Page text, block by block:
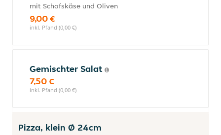
mit Schafskäse und Oliven
9,00 €
inkl. Pfand (0,00 €)
Gemischter Salat
7,50 €
inkl. Pfand (0,00 €)
Pizza, klein Ø 24cm